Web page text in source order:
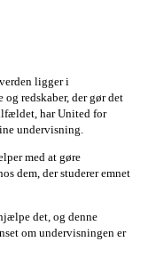
ligger i
redskaber, der gør det
har United for
undervisning.
med at gøre
dem, der studerer emnet
det, og denne
om undervisningen er